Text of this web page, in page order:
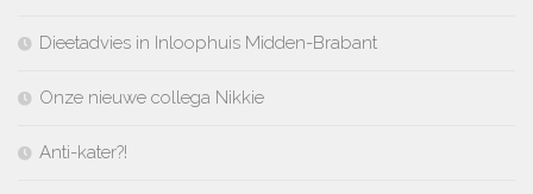
Dieetadvies in Inloophuis Midden-Brabant
Onze nieuwe collega Nikkie
Anti-kater?!